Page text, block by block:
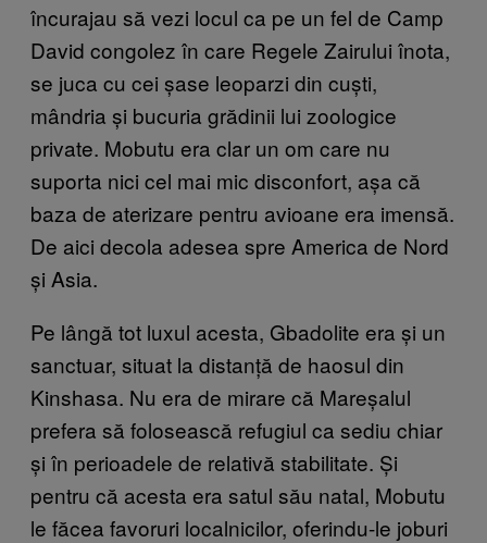
încurajau să vezi locul ca pe un fel de Camp
David congolez în care Regele Zairului înota,
se juca cu cei șase leoparzi din cuști,
mândria și bucuria grădinii lui zoologice
private. Mobutu era clar un om care nu
suporta nici cel mai mic disconfort, așa că
baza de aterizare pentru avioane era imensă.
De aici decola adesea spre America de Nord
și Asia.
Pe lângă tot luxul acesta, Gbadolite era și un
sanctuar, situat la distanță de haosul din
Kinshasa. Nu era de mirare că Mareșalul
prefera să folosească refugiul ca sediu chiar
și în perioadele de relativă stabilitate. Și
pentru că acesta era satul său natal, Mobutu
le făcea favoruri localnicilor, oferindu-le joburi